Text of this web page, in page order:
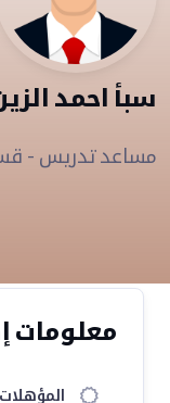
سبأ احمد
مساعد تدريس -
معلومات
المؤهلات